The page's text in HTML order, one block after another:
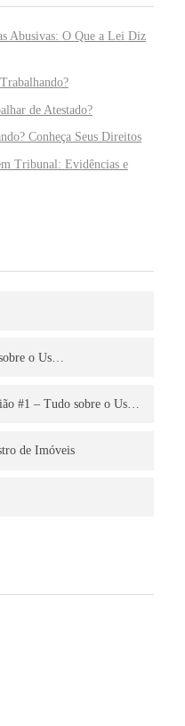
Abusivas: O Que a Lei Diz
de Atestado?
Conheça Seus Direitos
Tribunal: Evidências e
o Us…
#1 – Tudo sobre o Us…
de Imóveis